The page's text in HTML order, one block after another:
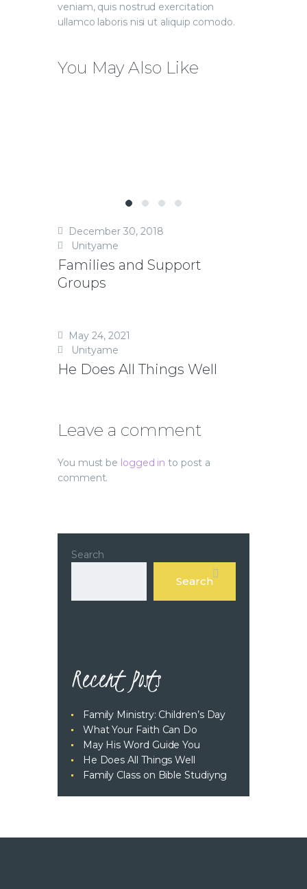
veniam, quis nostrud exercitation
ullamco laboris nisi ut aliquip comodo.
You May Also Like
December 30, 2018
Unityame
Families and Support
Groups
May 24, 2021
Unityame
He Does All Things Well
Leave a comment
You must be logged in to post a
comment.
Search
Search
Recent Posts
Family Ministry: Children’s Day
What Your Faith Can Do
May His Word Guide You
He Does All Things Well
Family Class on Bible Studiyng